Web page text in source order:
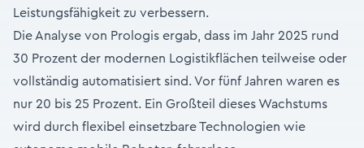
Leistungsfähigkeit zu verbessern.
Die Analyse von Prologis ergab, dass im Jahr 2025 rund
30 Prozent der modernen Logistikflächen teilweise oder
vollständig automatisiert sind. Vor fünf Jahren waren es
nur 20 bis 25 Prozent. Ein Großteil dieses Wachstums
wird durch flexibel einsetzbare Technologien wie